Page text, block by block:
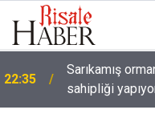
22:35
Sarıkamış
sahipliği